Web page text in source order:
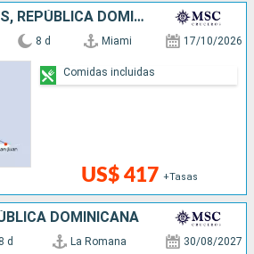
ESTADOS UNIDOS, REPÚBLICA DOMINICANA, PUERTO RICO, BAHAMAS
8 d Miami 17/10/2026
US$ 417 +Tasas
Comidas incluidas
DOMINICANA
8 d La Romana 30/08/2027